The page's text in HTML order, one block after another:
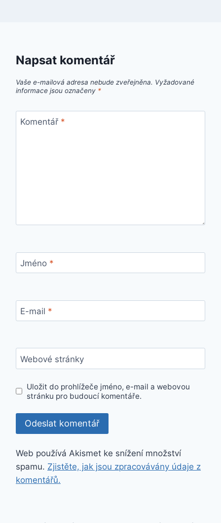
Napsat komentář
Vaše e-mailová adresa nebude zveřejněna. Vyžadované
informace jsou označeny *
Komentář *
Jméno *
E-mail *
Webové stránky
Uložit do prohlížeče jméno, e-mail a webovou
stránku pro budoucí komentáře.
Web používá Akismet ke snížení množství
spamu. Zjistěte, jak jsou zpracovávány údaje z
komentářů.